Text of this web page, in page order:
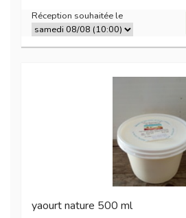
Réception souhaitée le
yaourt nature 500 ml